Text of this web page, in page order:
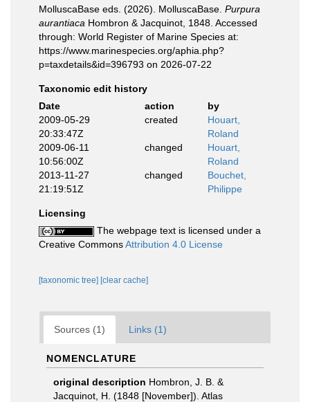
MolluscaBase eds. (2026). MolluscaBase. Purpura
aurantiaca Hombron & Jacquinot, 1848. Accessed
through: World Register of Marine Species at:
https://www.marinespecies.org/aphia.php?
p=taxdetails&id=396793 on 2026-07-22
Taxonomic edit history
Date
action
by
2009-05-29
20:33:47Z
created
Houart,
Roland
2009-06-11
10:56:00Z
changed
Houart,
Roland
2013-11-27
21:19:51Z
changed
Bouchet,
Philippe
Licensing
The webpage text is licensed under a
Creative CommonsAttribution 4.0 License
[taxonomic tree] [clear cache]
Sources (1) Links (1)
NOMENCLATURE
original description Hombron, J. B. &
Jacquinot, H. (1848 [November]). Atlas